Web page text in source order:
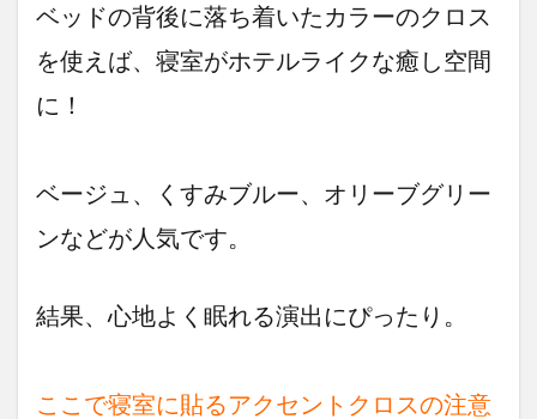
ロス
の費
用相
楽
し
め
ク
ク
ベッドの背後に落ち着いたカラーのクロス
を使えば、寝室がホテルライクな癒し空間
に！
ベージュ、くすみブルー、オリーブグリー
ンなどが人気です。
結果、心地よく眠れる演出にぴったり。
ここで寝室に貼るアクセントクロスの注意